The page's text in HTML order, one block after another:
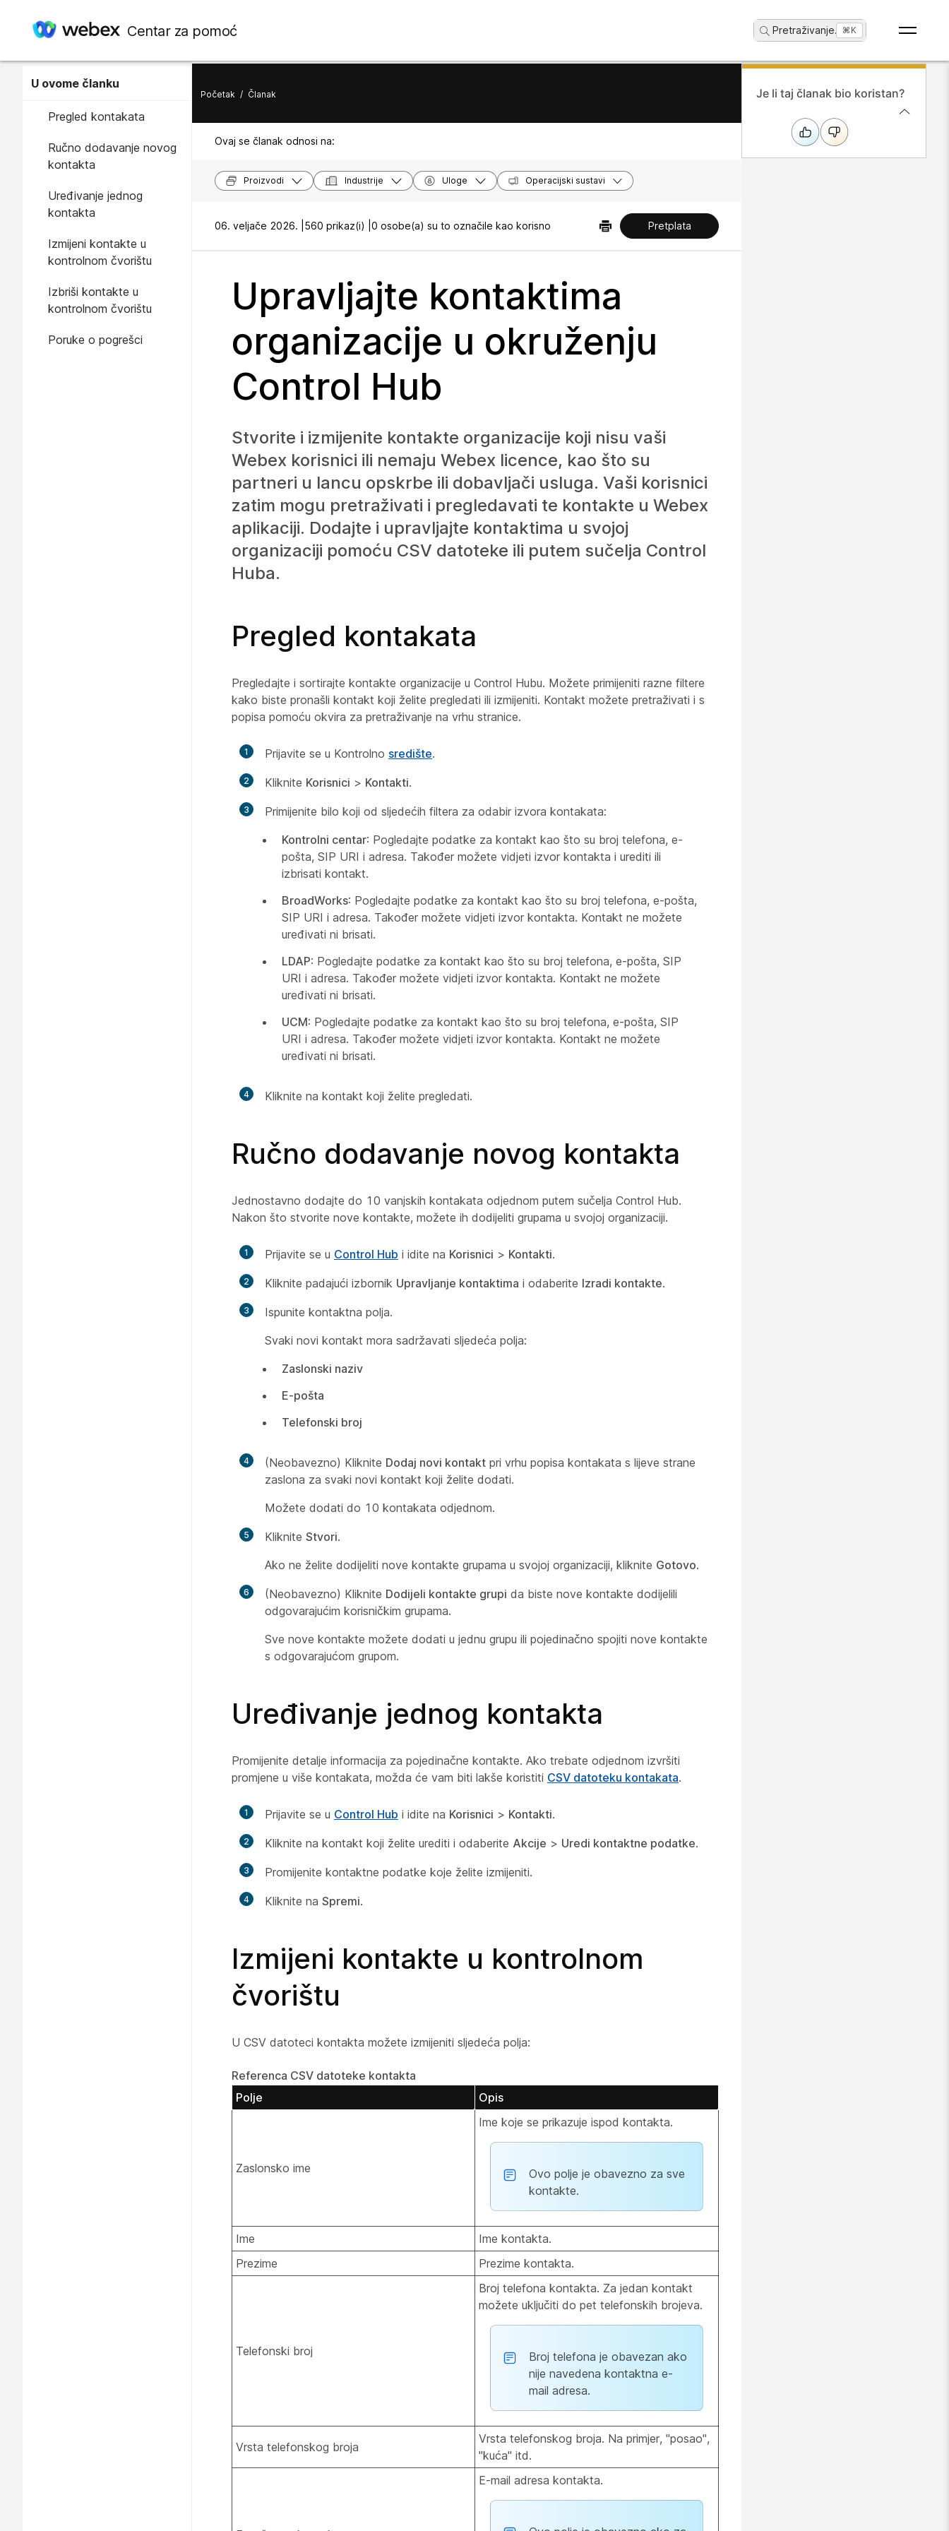
Centar za pomoć Pretraživanje... ⌘K
U ovome članku
Pregled kontakata
Ručno dodavanje novog
kontakta
Uređivanje jednog
kontakta
Izmijeni kontakte u
kontrolnom čvorištu
Izbriši kontakte u
kontrolnom čvorištu
Poruke o pogrešci
Početak / Članak
Ovaj se članak odnosi na:
Proizvodi Industrije Uloge Operacijski sustavi
06. veljače 2026. | 560 prikaz(i) | 0 osobe(a) su to označile kao korisno Pretplata
Upravljajte kontaktima
organizacije u okruženju
Control Hub
Stvorite i izmijenite kontakte organizacije koji nisu vaši
Webex korisnici ili nemaju Webex licence, kao što su
partneri u lancu opskrbe ili dobavljači usluga. Vaši korisnici
zatim mogu pretraživati i pregledavati te kontakte u Webex
aplikaciji. Dodajte i upravljajte kontaktima u svojoj
organizaciji pomoću CSV datoteke ili putem sučelja Control
Huba.
Pregled kontakata
Pregledajte i sortirajte kontakte organizacije u Control Hubu. Možete primijeniti razne filtere
kako biste pronašli kontakt koji želite pregledati ili izmijeniti. Kontakt možete pretraživati i s
popisa pomoću okvira za pretraživanje na vrhu stranice.
1 Prijavite se u Kontrolno središte.
2 Kliknite Korisnici > Kontakti.
3
Primijenite bilo koji od sljedećih filtera za odabir izvora kontakata:
Kontrolni centar: Pogledajte podatke za kontakt kao što su broj telefona, e-
pošta, SIP URI i adresa. Također možete vidjeti izvor kontakta i urediti ili
izbrisati kontakt.
BroadWorks: Pogledajte podatke za kontakt kao što su broj telefona, e-pošta,
SIP URI i adresa. Također možete vidjeti izvor kontakta. Kontakt ne možete
uređivati ni brisati.
LDAP: Pogledajte podatke za kontakt kao što su broj telefona, e-pošta, SIP
URI i adresa. Također možete vidjeti izvor kontakta. Kontakt ne možete
uređivati ni brisati.
UCM: Pogledajte podatke za kontakt kao što su broj telefona, e-pošta, SIP
URI i adresa. Također možete vidjeti izvor kontakta. Kontakt ne možete
uređivati ni brisati.
4 Kliknite na kontakt koji želite pregledati.
Ručno dodavanje novog kontakta
Jednostavno dodajte do 10 vanjskih kontakata odjednom putem sučelja Control Hub.
Nakon što stvorite nove kontakte, možete ih dodijeliti grupama u svojoj organizaciji.
1 Prijavite se u Control Hub i idite na Korisnici > Kontakti.
2 Kliknite padajući izbornik Upravljanje kontaktima i odaberite Izradi kontakte.
3
Ispunite kontaktna polja.
Svaki novi kontakt mora sadržavati sljedeća polja:
Zaslonski naziv
E-pošta
Telefonski broj
4 (Neobavezno) Kliknite Dodaj novi kontakt pri vrhu popisa kontakata s lijeve strane
zaslona za svaki novi kontakt koji želite dodati.
Možete dodati do 10 kontakata odjednom.
5 Kliknite Stvori.
Ako ne želite dodijeliti nove kontakte grupama u svojoj organizaciji, kliknite Gotovo.
6 (Neobavezno) Kliknite Dodijeli kontakte grupi da biste nove kontakte dodijelili
odgovarajućim korisničkim grupama.
Sve nove kontakte možete dodati u jednu grupu ili pojedinačno spojiti nove kontakte
s odgovarajućom grupom.
Uređivanje jednog kontakta
Promijenite detalje informacija za pojedinačne kontakte. Ako trebate odjednom izvršiti
promjene u više kontakata, možda će vam biti lakše koristiti CSV datoteku kontakata.
1 Prijavite se u Control Hub i idite na Korisnici > Kontakti.
2 Kliknite na kontakt koji želite urediti i odaberite Akcije > Uredi kontaktne podatke.
3 Promijenite kontaktne podatke koje želite izmijeniti.
4 Kliknite na Spremi.
Izmijeni kontakte u kontrolnom
čvorištu
U CSV datoteci kontakta možete izmijeniti sljedeća polja:
Referenca CSV datoteke kontakta
Polje
Opis
Zaslonsko ime
Ime koje se prikazuje ispod kontakta.
Ovo polje je obavezno za sve
kontakte.
Ime
Ime kontakta.
Prezime
Prezime kontakta.
Telefonski broj
Broj telefona kontakta. Za jedan kontakt
možete uključiti do pet telefonskih brojeva.
Broj telefona je obavezan ako
nije navedena kontaktna e-
mail adresa.
Vrsta telefonskog broja
Vrsta telefonskog broja. Na primjer, "posao",
"kuća" itd.
E-mail adresa kontakta.
Je li taj članak bio koristan?